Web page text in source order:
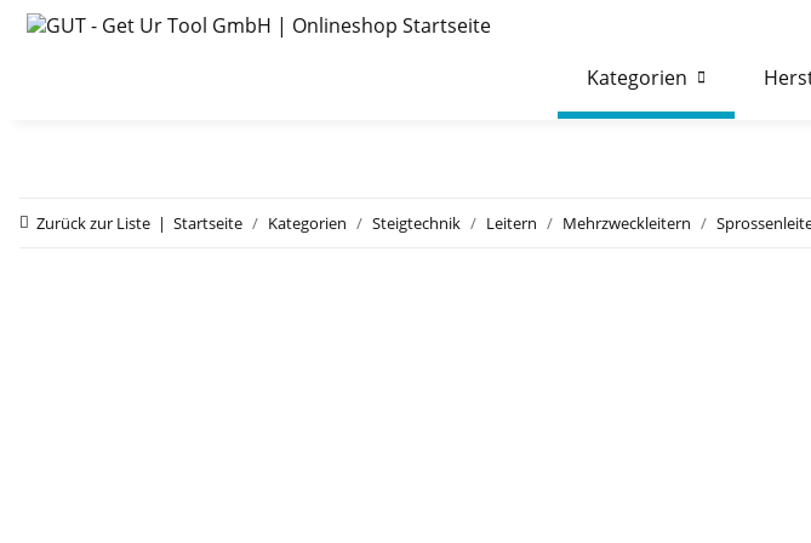
Kategorien
Zurück zur Liste Startseite Kategorien Steigtechnik Leitern Mehrzweckleitern